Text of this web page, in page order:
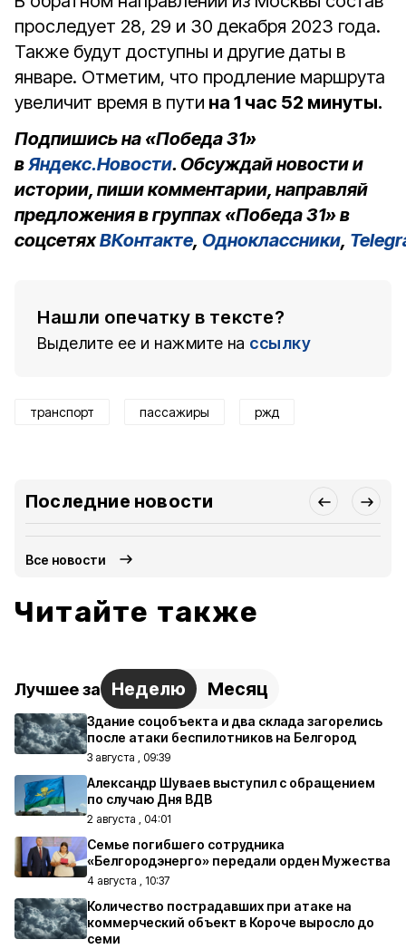
проследует 28, 29 и 30 декабря 2023 года.
Также будут доступны и другие даты в
январе. Отметим, что продление маршрута
увеличит время в пути на 1 час 52 минуты.
Подпишись на «Победа 31»
вЯндекс.Новости. Обсуждай новости и
истории, пиши комментарии, направляй
предложения в группах «Победа 31» в
соцсетяхВКонтакте, Одноклассники,
Нашли опечатку в тексте?
Выделите ее и нажмите на ссылку
транспорт пассажиры ржд
Последние новости
Все новости
Читайте также
Лучшее за Неделю Месяц
Здание соцобъекта и два склада загорелись
после атаки беспилотников на Белгород
3 августа , 09:39
Александр Шуваев выступил с обращением
по случаю Дня ВДВ
2 августа , 04:01
Семье погибшего сотрудника
«Белгородэнерго» передали орден Мужества
4 августа , 10:37
Количество пострадавших при атаке на
коммерческий объект в Короче выросло до
семи